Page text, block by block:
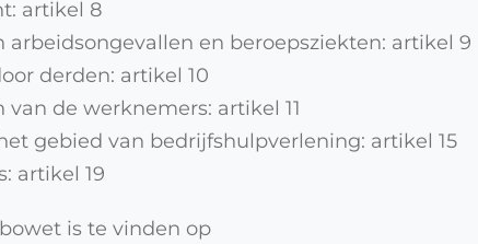
artikel 8
arbeidsongevallen en beroepsziekten: artikel 9
derden: artikel 10
de werknemers: artikel 11
gebied van bedrijfshulpverlening: artikel 15
artikel 19
is te vinden op